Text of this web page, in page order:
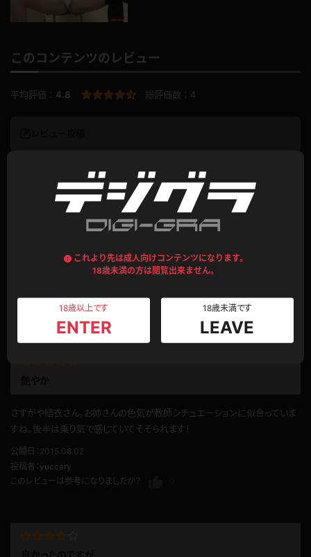
これより先は成人向けコンテンツになります。
18歳未満の方は閲覧出来ません。
18歳以上です
ENTER
18歳未満です
LEAVE
このコンテンツのレビュー
平均評価： 4.8 総評価数： 4
姉さんの手のひらの上
初めから終わりまで、ずっと釘付けになってしまいました。
しぐさやセリフどれ一つとっても魅力的です。
このレビューは参考になりましたか？
さすがや結衣さん。お姉さんの色気が教師シチュエーションに似合っていま
すね。後半は乗り気で感じていてそそられます！
公開日：2015.06.02
投稿者： yuccary
このレビューは参考になりましたか？